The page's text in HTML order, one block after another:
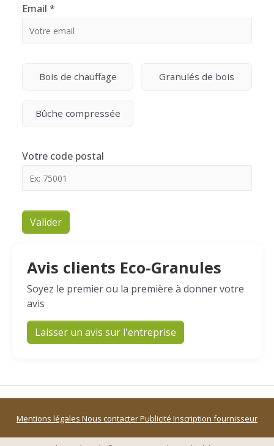
Email *
Bois de chauffage Granulés de bois
Bûche compressée
Votre code postal
Valider
Avis clients Eco-Granules
Soyez le premier ou la première à donner votre
avis
Laisser un avis sur l'entreprise
Mentions légales Nous contacterPublicité Inscription fournisseur